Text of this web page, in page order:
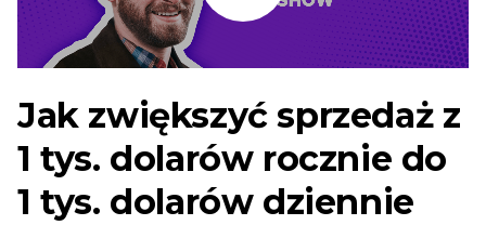
Jak zwiększyć sprzedaż z
1 tys. dolarów rocznie do
1 tys. dolarów dziennie